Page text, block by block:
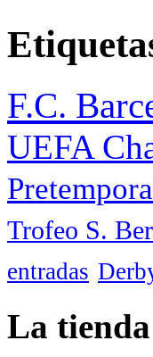
F.C.
UEFA
Trofeo S.
entradas
La tienda